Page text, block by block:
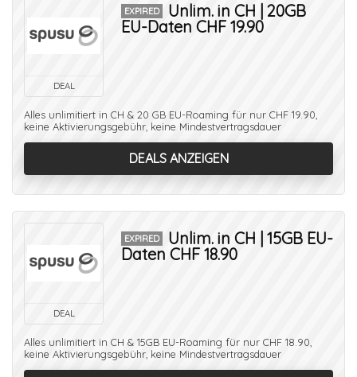
DEAL
EXPIRED
Unlim. in CH | 20GB
EU-Daten CHF 19.90
Alles unlimitiert in CH & 20 GB EU-Roaming für nur CHF 19.90,
keine Aktivierungsgebühr, keine Mindestvertragsdauer
DEALS ANZEIGEN
DEAL
EXPIRED
Unlim. in CH | 15GB EU-
Daten CHF 18.90
Alles unlimitiert in CH & 15GB EU-Roaming für nur CHF 18.90,
keine Aktivierungsgebühr, keine Mindestvertragsdauer